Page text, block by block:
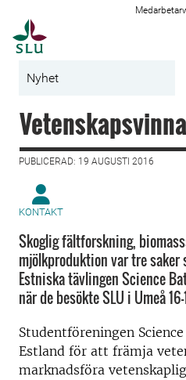
Nyhet
PUBLICERAD: 19 AUGUSTI 2016
KONTAKT
Skoglig fältforskning,
mjölkproduktion var tre saker
Estniska tävlingen Science
när de besökte SLU i Umeå
Studentföreningen
Estland för att främja
marknadsföra